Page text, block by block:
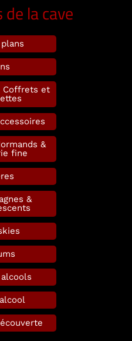
la cave
Coffrets et
&
fine
&